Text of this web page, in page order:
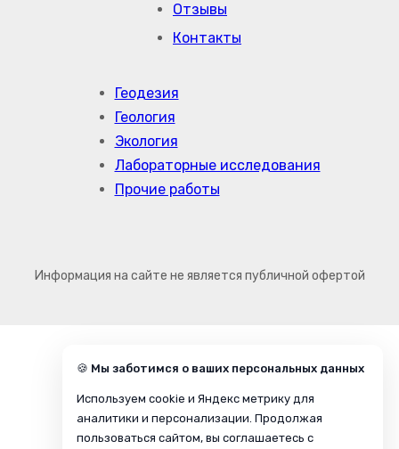
Отзывы
Контакты
Геодезия
Геология
Экология
Лабораторные исследования
Прочие работы
Информация на сайте не является публичной офертой
🍪 Мы заботимся о ваших персональных данных
Используем cookie и Яндекс метрику для
аналитики и персонализации. Продолжая
пользоваться сайтом, вы соглашаетесь с